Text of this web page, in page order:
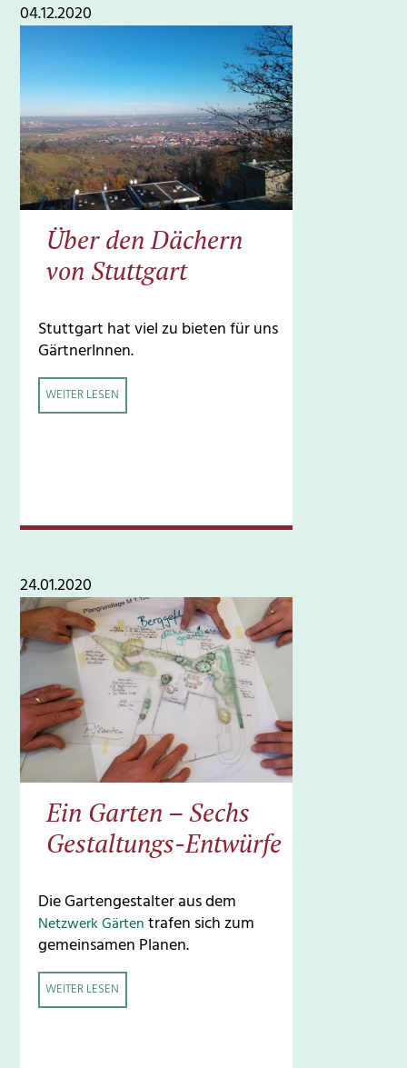
04.12.2020
Über den Dächern
von Stuttgart
Stuttgart hat viel zu bieten für uns
GärtnerInnen.
WEITER LESEN
24.01.2020
Ein Garten – Sechs
Gestaltungs-Entwürfe
Die Gartengestalter aus dem
Netzwerk Gärtentrafen sich zum
gemeinsamen Planen.
WEITER LESEN